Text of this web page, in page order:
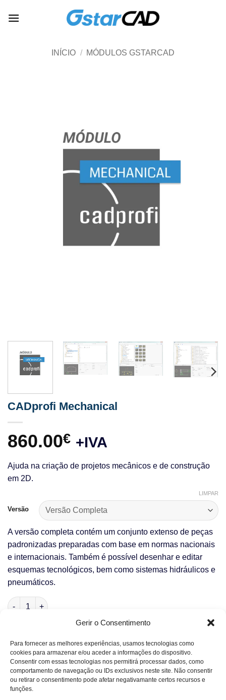
Gerir o Consentimento
Para fornecer as melhores experiências, usamos tecnologias como
cookies para armazenar e/ou aceder a informações do dispositivo.
Consentir com essas tecnologias nos permitirá processar dados, como
comportamento de navegação ou IDs exclusivos neste site. Não consentir
ou retirar o consentimento pode afetar negativamante certos recursos e
funções.
INÍCIO / MÓDULOS GSTARCAD
CADprofi Mechanical
860.00€ +IVA
Ajuda na criação de projetos mecânicos e de construção
em 2D.
Versão
LIMPAR
A versão completa contém um conjunto extenso de peças
padronizadas preparadas com base em normas nacionais
e internacionais. Também é possível desenhar e editar
esquemas tecnológicos, bem como sistemas hidráulicos e
pneumáticos.
Quantidade de CADprofi Mechanical
ADICIONAR